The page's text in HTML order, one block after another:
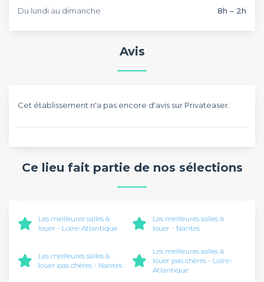
Du lundi au dimanche 8h – 2h
Avis
Cet établissement n'a pas encore d'avis sur Privateaser.
Ce lieu fait partie de nos sélections
Les meilleures salles à
louer - Loire-Atlantique
Les meilleures salles à
louer - Nantes
Les meilleures salles à
louer pas chères - Nantes
Les meilleures salles à
louer pas chères - Loire-
Atlantique